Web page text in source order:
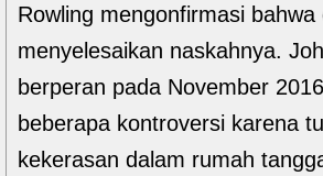
Rowling mengonfirmasi bahwa
menyelesaikan naskahnya.
berperan pada November
beberapa kontroversi karena
kekerasan dalam rumah